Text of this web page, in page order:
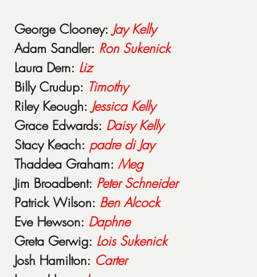
George Clooney: Jay Kelly
Adam Sandler: Ron Sukenick
Laura Dern: Liz
Billy Crudup: Timothy
Riley Keough: Jessica Kelly
Grace Edwards: Daisy Kelly
Stacy Keach: padre di Jay
Thaddea Graham: Meg
Jim Broadbent: Peter Schneider
Patrick Wilson: Ben Alcock
Eve Hewson: Daphne
Greta Gerwig: Lois Sukenick
Josh Hamilton: Carter